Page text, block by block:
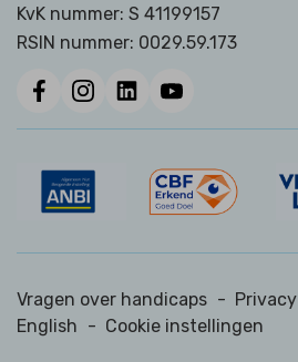
KvK nummer: S 41199157
RSIN nummer: 0029.59.173
Vragen over handicaps - Privacy
English - Cookie instellingen